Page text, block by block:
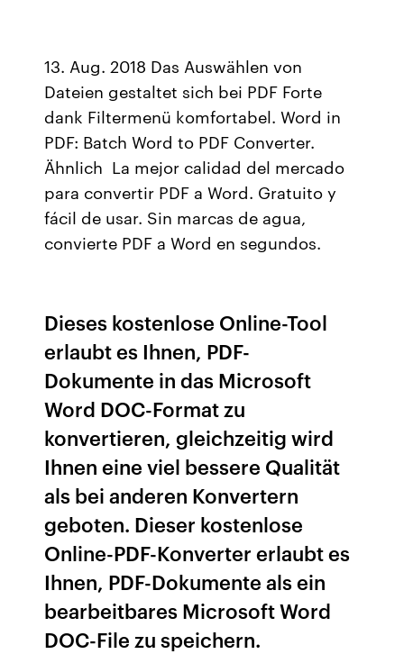
13. Aug. 2018 Das Auswählen von
Dateien gestaltet sich bei PDF Forte
dank Filtermenü komfortabel. Word in
PDF: Batch Word to PDF Converter.
Ähnlich La mejor calidad del mercado
para convertir PDF a Word. Gratuito y
fácil de usar. Sin marcas de agua,
convierte PDF a Word en segundos.
Dieses kostenlose Online-Tool
erlaubt es Ihnen, PDF-
Dokumente in das Microsoft
Word DOC-Format zu
konvertieren, gleichzeitig wird
Ihnen eine viel bessere Qualität
als bei anderen Konvertern
geboten. Dieser kostenlose
Online-PDF-Konverter erlaubt es
Ihnen, PDF-Dokumente als ein
bearbeitbares Microsoft Word
DOC-File zu speichern.